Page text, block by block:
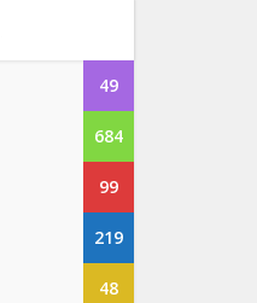
49
684
99
219
48